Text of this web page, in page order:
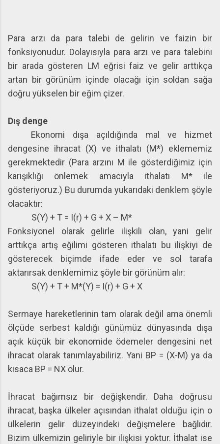
Para arzı da para talebi de gelirin ve faizin bir
fonksiyonudur. Dolayısıyla para arzı ve para talebini
bir arada gösteren LM eğrisi faiz ve gelir arttıkça
artan bir görünüm içinde olacağı için soldan sağa
doğru yükselen bir eğim çizer.
Dış denge
Ekonomi dışa açıldığında mal ve hizmet
dengesine ihracat (X) ve ithalatı (M*) eklememiz
gerekmektedir (Para arzını M ile gösterdiğimiz için
karışıklığı önlemek amacıyla ithalatı M* ile
gösteriyoruz.) Bu durumda yukarıdaki denklem şöyle
olacaktır:
S(Y) + T = I(r) + G + X – M*
Fonksiyonel olarak gelirle ilişkili olan, yani gelir
arttıkça artış eğilimi gösteren ithalatı bu ilişkiyi de
gösterecek biçimde ifade eder ve sol tarafa
aktarırsak denklemimiz şöyle bir görünüm alır:
S(Y) + T + M*(Y) = I(r) + G + X
Sermaye hareketlerinin tam olarak değil ama önemli
ölçüde serbest kaldığı günümüz dünyasında dışa
açık küçük bir ekonomide ödemeler dengesini net
ihracat olarak tanımlayabiliriz. Yani BP = (X-M) ya da
kısaca BP = NX olur.
İhracat bağımsız bir değişkendir. Daha doğrusu
ihracat, başka ülkeler açısından ithalat olduğu için o
ülkelerin gelir düzeyindeki değişmelere bağlıdır.
Bizim ülkemizin geliriyle bir ilişkisi yoktur. İthalat ise